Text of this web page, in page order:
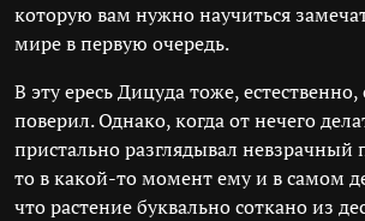
которую вам нужно научиться
мире в первую очередь.
В эту ересь Дицуда тоже, естественно,
поверил. Однако, когда от нечего
пристально разглядывал невзрачный
то в какой-то момент ему и в самом
что растение буквально соткано из